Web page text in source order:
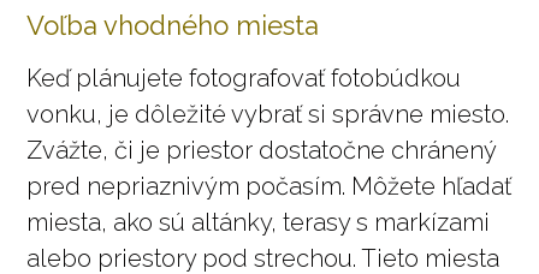
Voľba vhodného miesta
Keď plánujete fotografovať fotobúdkou
vonku, je dôležité vybrať si správne miesto.
Zvážte, či je priestor dostatočne chránený
pred nepriaznivým počasím. Môžete hľadať
miesta, ako sú altánky, terasy s markízami
alebo priestory pod strechou. Tieto miesta